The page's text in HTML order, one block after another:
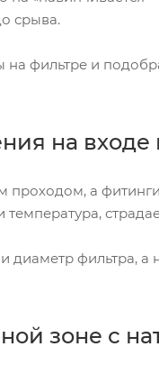
срыва.
фильтре и
на входе
а
фильтра, а
зоне с